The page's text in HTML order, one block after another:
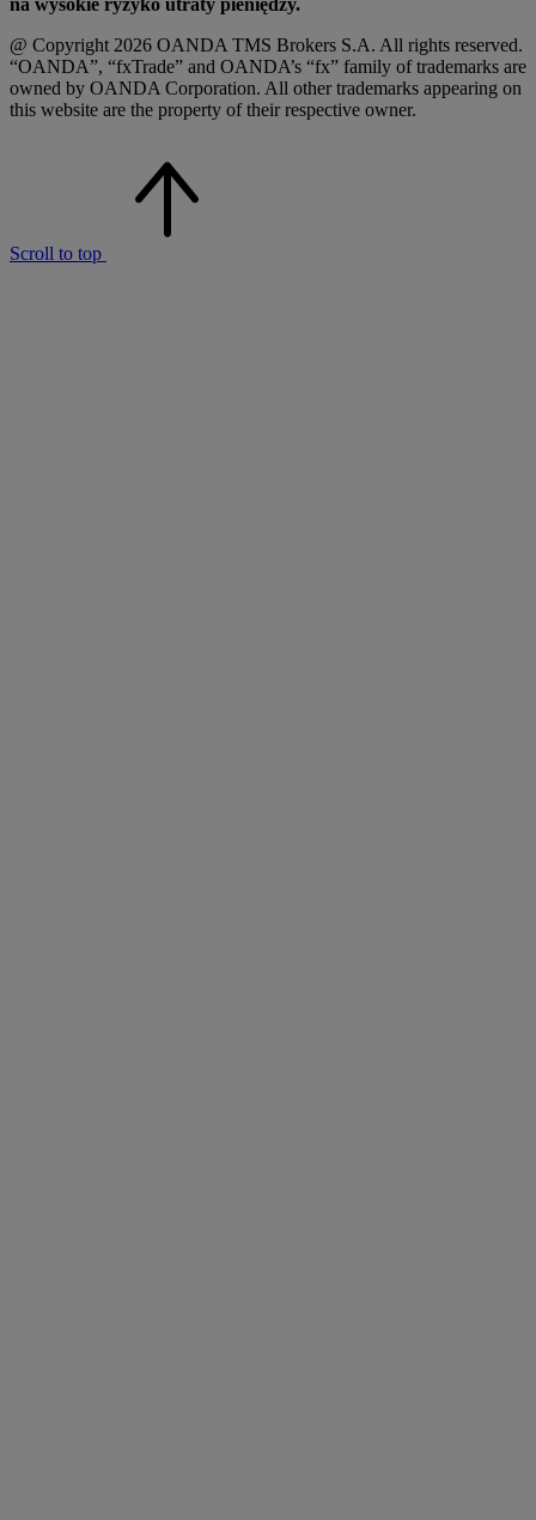
na wysokie ryzyko utraty pieniędzy.
@ Copyright 2026 OANDA TMS Brokers S.A. All rights reserved.
“OANDA”, “fxTrade” and OANDA’s “fx” family of trademarks are
owned by OANDA Corporation. All other trademarks appearing on
this website are the property of their respective owner.
Scroll to top